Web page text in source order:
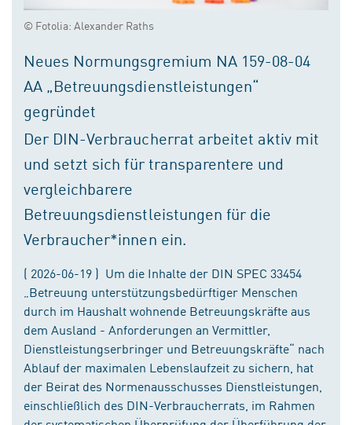
© Fotolia: Alexander Raths
Neues Normungsgremium NA 159-08-04
AA „Betreuungsdienstleistungen“
gegründet
Der DIN-Verbraucherrat arbeitet aktiv mit
und setzt sich für transparentere und
vergleichbarere
Betreuungsdienstleistungen für die
Verbraucher*innen ein.
( 2026-06-19 ) Um die Inhalte der DIN SPEC 33454
„Betreuung unterstützungsbedürftiger Menschen
durch im Haushalt wohnende Betreuungskräfte aus
dem Ausland - Anforderungen an Vermittler,
Dienstleistungserbringer und Betreuungskräfte“ nach
Ablauf der maximalen Lebenslaufzeit zu sichern, hat
der Beirat des Normenausschusses Dienstleistungen,
einschließlich des DIN-Verbraucherrats, im Rahmen